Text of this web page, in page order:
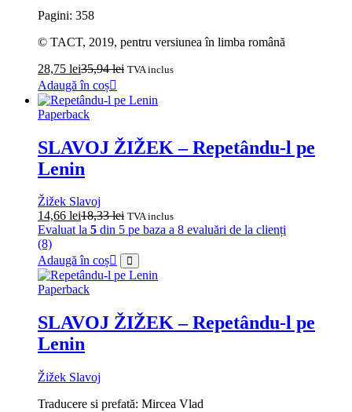
Pagini: 358
© TACT, 2019, pentru versiunea în limba română
28,75 lei35,94lei TVA inclus
Adaugă în coș
Paperback
SLAVOJ ŽIŽEK – Repetându-l pe
Lenin
Žižek Slavoj
14,66 lei18,33lei TVA inclus
Evaluat la 5 din 5 pe baza a 8 evaluări de la clienți
(8)
Adaugă în coș
Paperback
SLAVOJ ŽIŽEK – Repetându-l pe
Lenin
Žižek Slavoj
Traducere si prefată: Mircea Vlad